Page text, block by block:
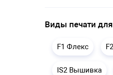
Виды печати
F1 Флекс
IS2 Вышивка